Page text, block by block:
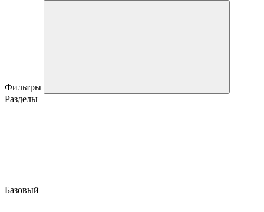
Фильтры
Разделы
Базовый